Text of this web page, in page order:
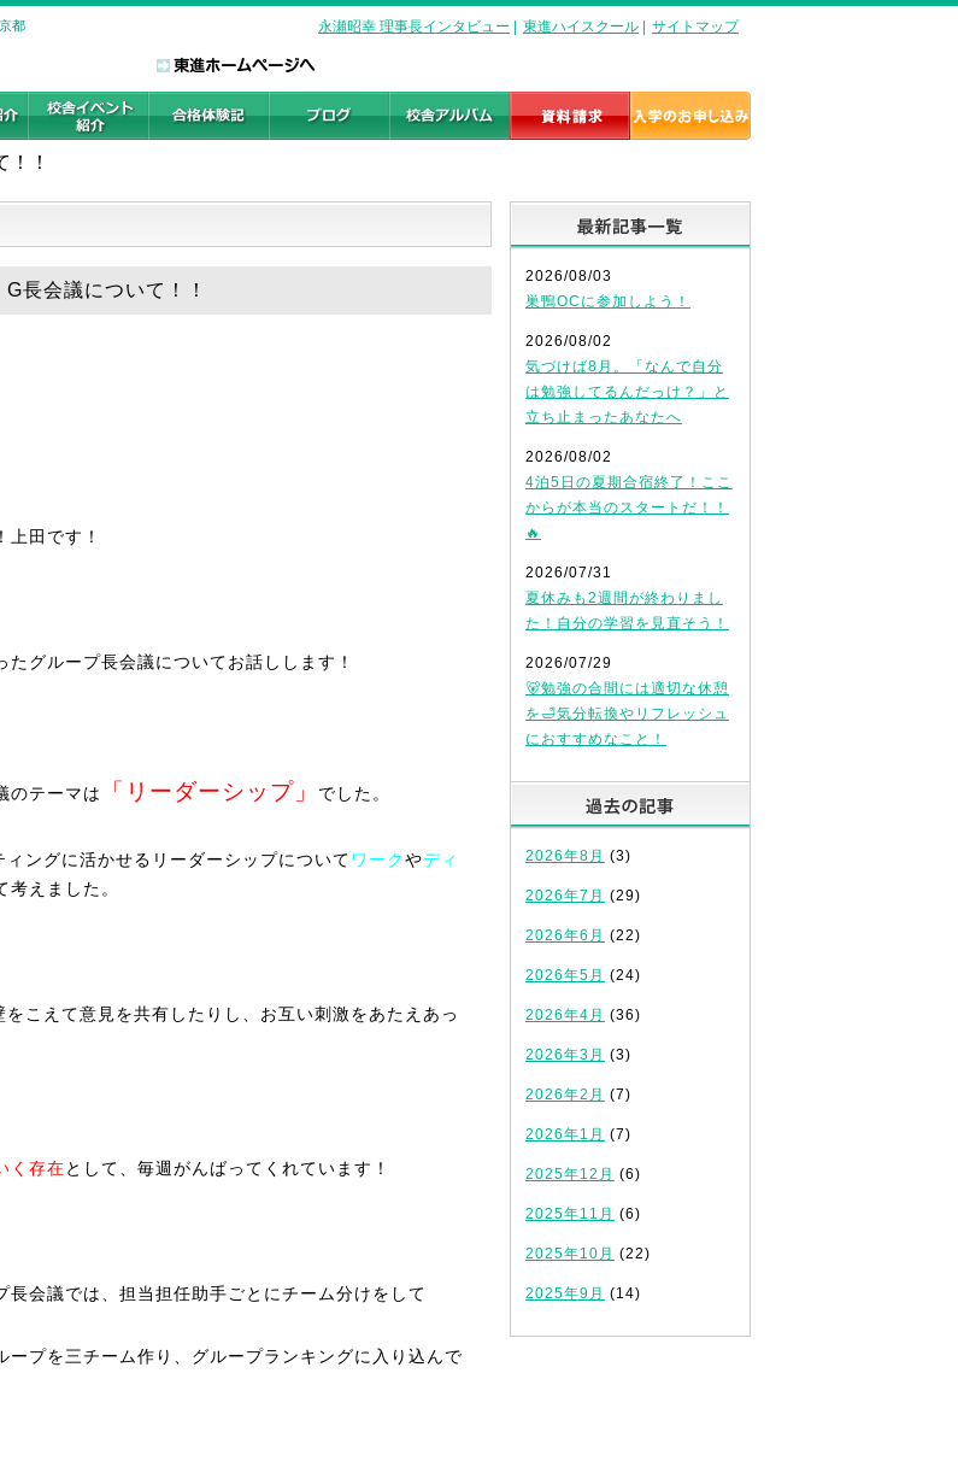
都 永瀬昭幸 理事長インタビュー 東進ハイスクール サイトマップ
！！
長会議について！！
上田です！
たグループ長会議についてお話しします！
のテーマは 「リーダーシップ」 でした。
ィングに活かせるリーダーシップについてワークやディ
考えました。
こえて意見を共有したりし、お互い刺激をあたえあっ
く存在として、毎週がんばってくれています！
長会議では、担当担任助手ごとにチーム分けをして
ープを三チーム作り、グループランキングに入り込んで
2026/08/03
巣鴨OCに参加しよう！
2026/08/02
気づけば8月。「なんで自分
は勉強してるんだっけ？」と
立ち止まったあなたへ
2026/08/02
4泊5日の夏期合宿終了！ここ
からが本当のスタートだ！！
🔥
2026/07/31
夏休みも2週間が終わりまし
た！自分の学習を見直そう！
2026/07/29
🐻勉強の合間には適切な休憩
を🛁気分転換やリフレッシュ
におすすめなこと！
2026年8月 (3)
2026年7月 (29)
2026年6月 (22)
2026年5月 (24)
2026年4月 (36)
2026年3月 (3)
2026年2月 (7)
2026年1月 (7)
2025年12月 (6)
2025年11月 (6)
2025年10月 (22)
2025年9月 (14)